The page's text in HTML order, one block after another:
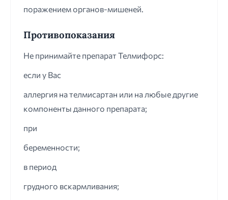
поражением органов-мишеней.
Противопоказания
Не принимайте препарат Телмифорс:
если у Вас
аллергия на телмисартан или на любые другие
компоненты данного препарата;
при
беременности;
в период
грудного вскармливания;